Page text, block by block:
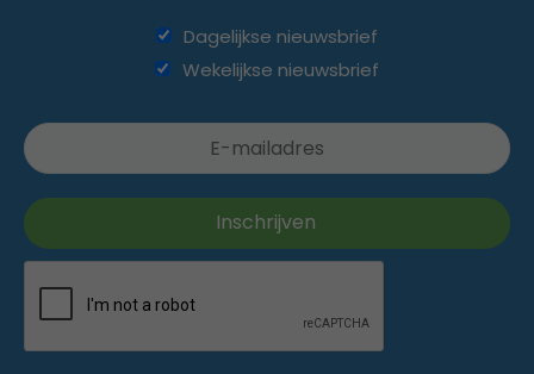
Dagelijkse nieuwsbrief
Wekelijkse nieuwsbrief